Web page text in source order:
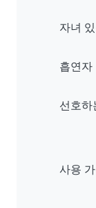
자녀
흡연자
선호하
사용